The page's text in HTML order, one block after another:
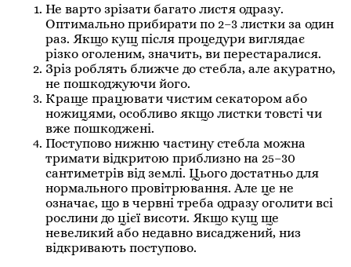
Не варто зрізати багато листя одразу.
Оптимально прибирати по 2–3 листки за один
раз. Якщо кущ після процедури виглядає
різко оголеним, значить, ви перестаралися.
Зріз роблять ближче до стебла, але акуратно,
не пошкоджуючи його.
Краще працювати чистим секатором або
ножицями, особливо якщо листки товсті чи
вже пошкоджені.
Поступово нижню частину стебла можна
тримати відкритою приблизно на 25–30
сантиметрів від землі. Цього достатньо для
нормального провітрювання. Але це не
означає, що в червні треба одразу оголити всі
рослини до цієї висоти. Якщо кущ ще
невеликий або недавно висаджений, низ
відкривають поступово.